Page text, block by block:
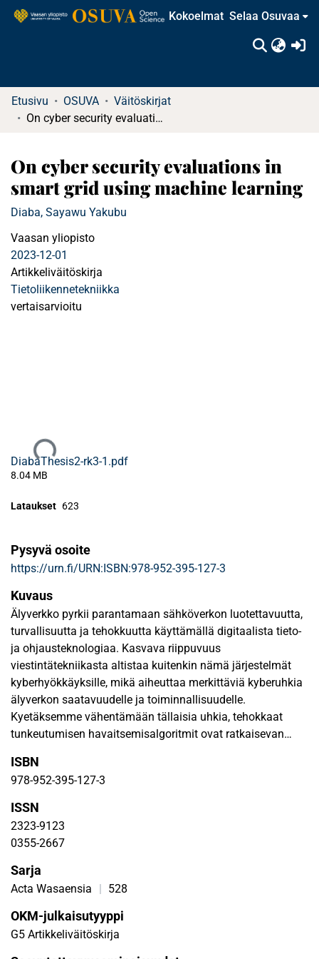
Kokoelmat Selaa Osuvaa
Etusivu OSUVA
Väitöskirjat
On cyber security evaluations in smart grid using machine learning
On cyber security evaluations in
smart grid using machine learning
Diaba, Sayawu Yakubu
Vaasan yliopisto
2023-12-01
Artikkeliväitöskirja
Tietoliikennetekniikka
vertaisarvioitu
DiabaThesis2-rk3-1.pdf
8.04 MB
Lataukset 623
Pysyvä osoite
https://urn.fi/URN:ISBN:978-952-395-127-3
Kuvaus
Älyverkko pyrkii parantamaan sähköverkon luotettavuutta,
turvallisuutta ja tehokkuutta käyttämällä digitaalista tieto-
ja ohjausteknologiaa. Kasvava riippuvuus
viestintätekniikasta altistaa kuitenkin nämä järjestelmät
kyberhyökkäyksille, mikä aiheuttaa merkittäviä kyberuhkia
älyverkon saatavuudelle ja toiminnallisuudelle.
Kyetäksemme vähentämään tällaisia uhkia, tehokkaat
tunkeutumisen havaitsemisalgoritmit ovat ratkaisevan
Tässä yhteydessä ehdotamme hybridi
syväoppimisalgoritmia, joka keskittyy hajautettuihin
palvelunestohyökkäyksiin (DDoS) älyverkon
viestintäinfrastruktuurissa. Ehdotettu algoritmi yhdistää
toistoyksikön (GRU) algoritmit tarjotakseen reaaliaikaista
analyysia ja tila-arviopohjaisia tekniikoita tehokkaalle
käyttäen Kanadan Kyberturvallisuusinstituutin
tunkeutumisen havaitsemisjärjestelmän
ISBN
978-952-395-127-3
ISSN
2323-9123
0355-2667
Sarja
Acta Wasaensia 528
OKM-julkaisutyyppi
G5 Artikkeliväitöskirja